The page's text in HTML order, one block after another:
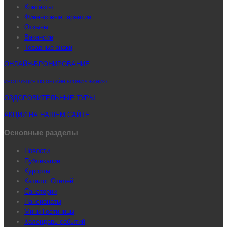
Контакты
Финансовые гарантии
Отзывы
Вакансии
Товарные знаки
ОНЛАЙН-БРОНИРОВАНИЕ
ИНСТРУКЦИЯ ПО ОНЛАЙН-БРОНИРОВАНИЮ
ОЗДОРОВИТЕЛЬНЫЕ ТУРЫ
АКЦИИ НА НАШЕМ САЙТЕ
Основные разделы
Новости
Публикации
Курорты
Каталог Отелей
Санатории
Пансионаты
Мини-Гостиницы
Календарь событий